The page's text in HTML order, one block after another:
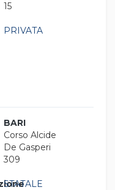
15
PRIVATA
BARI
Corso Alcide
De Gasperi
309
STATALE